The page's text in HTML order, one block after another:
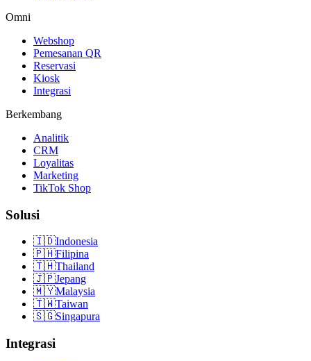
Omni
Webshop
Pemesanan QR
Reservasi
Kiosk
Integrasi
Berkembang
Analitik
CRM
Loyalitas
Marketing
TikTok Shop
Solusi
🇮🇩Indonesia
🇵🇭Filipina
🇹🇭Thailand
🇯🇵Jepang
🇲🇾Malaysia
🇹🇼Taiwan
🇸🇬Singapura
Integrasi